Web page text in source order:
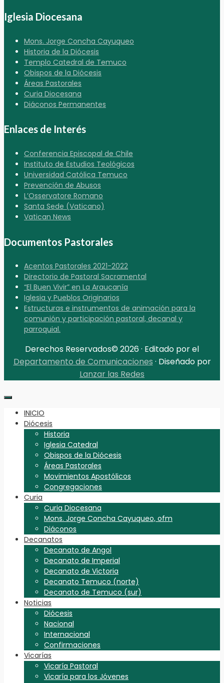
Iglesia Diocesana
Mons. Jorge Concha Cayuqueo
Historia de la Diócesis
Templo Catedral de Temuco
Obispos de la Diócesis
Áreas Pastorales
Curia Diocesana
Diáconos Permanentes
Enlaces de Interés
Conferencia Episcopal de Chile
Instituto de Estudios Teológicos
Universidad Católica Temuco
Prevención de Abusos
L’Osservatore Romano
Santa Sede (Vaticano)
Vatican News
Documentos Pastorales
Acentos Pastorales 2021-2022
Directorio de Pastoral Sacramental
“El Buen Vivir” en La Araucanía
Iglesia y Pueblos Originarios
Estructuras e instrumentos de animación para la
comunión y participación pastoral, decanal y
parroquial.
Derechos Reservados© 2026 · Editado por el
Departamento de Comunicaciones · Diseñado por
Lanzar las Redes
INICIO
Diócesis
Historia
Iglesia Catedral
Obispos de la Diócesis
Áreas Pastorales
Movimientos Apostólicos
Congregaciones
Curia
Curia Diocesana
Mons. Jorge Concha Cayuqueo, ofm
Diáconos
Decanatos
Decanato de Angol
Decanato de Imperial
Decanato de Victoria
Decanato Temuco (norte)
Decanato de Temuco (sur)
Noticias
Diócesis
Nacional
Internacional
Confirmaciones
Vicarías
Vicaría Pastoral
Vicaría para los Jóvenes